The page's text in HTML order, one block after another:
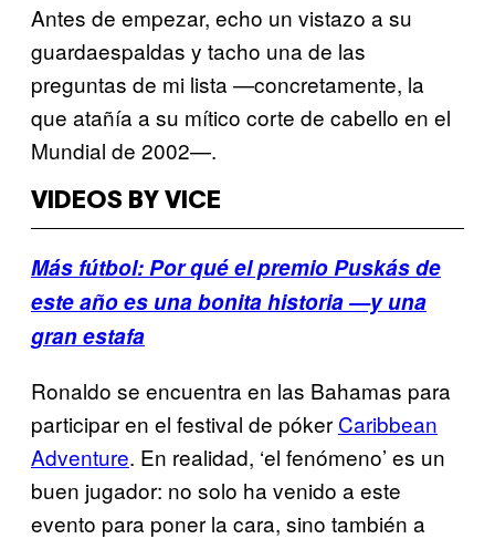
Antes de empezar, echo un vistazo a su
guardaespaldas y tacho una de las
preguntas de mi lista —concretamente, la
que atañía a su mítico corte de cabello en el
Mundial de 2002—.
VIDEOS BY VICE
Más fútbol: Por qué el premio Puskás de
este año es una bonita historia —y una
gran estafa
Ronaldo se encuentra en las Bahamas para
participar en el festival de póker Caribbean
Adventure. En realidad, ‘el fenómeno’ es un
buen jugador: no solo ha venido a este
evento para poner la cara, sino también a